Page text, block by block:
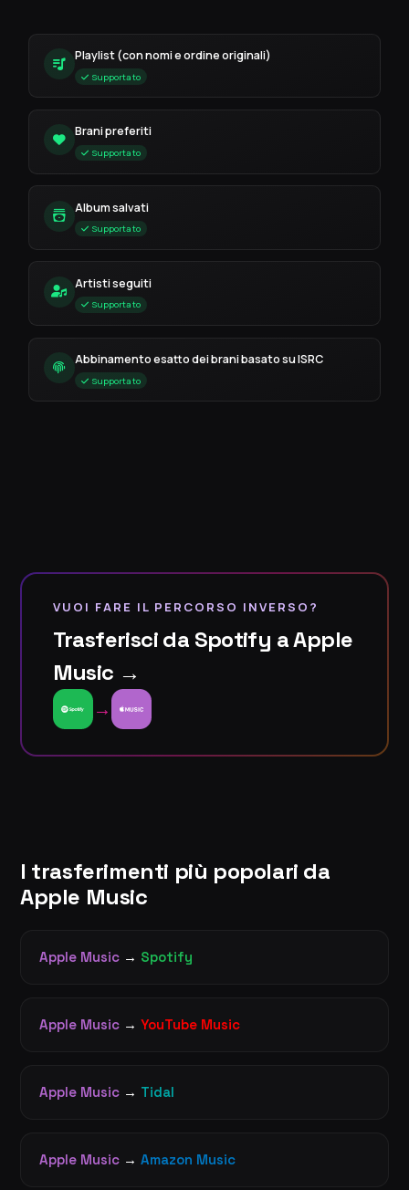
Playlist (con nomi e ordine originali)
Supportato
Brani preferiti
Supportato
Album salvati
Supportato
Artisti seguiti
Supportato
Abbinamento esatto dei brani basato su ISRC
Supportato
VUOI FARE IL PERCORSO INVERSO?
Trasferisci da Spotify a Apple
Music →
→
I trasferimenti più popolari da
Apple Music
Apple Music → Spotify
Apple Music → YouTube Music
Apple Music → Tidal
Apple Music → Amazon Music